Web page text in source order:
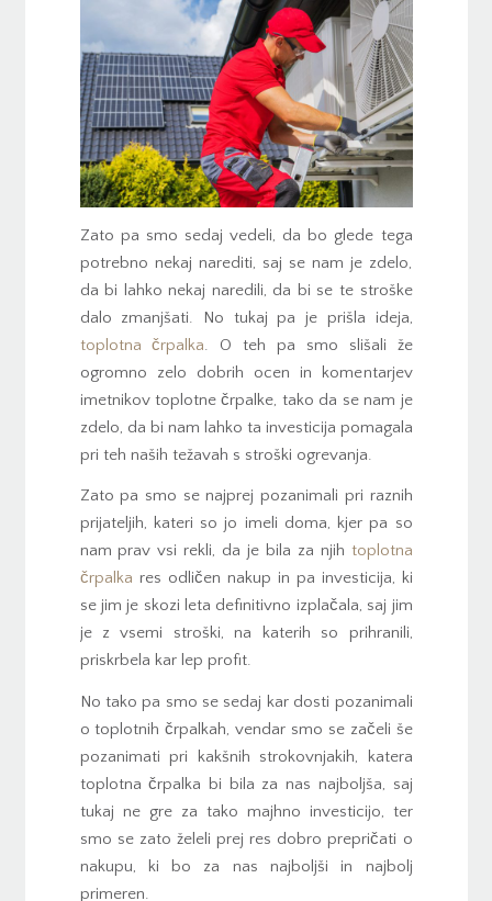
Zato pa smo sedaj vedeli, da bo glede tega
potrebno nekaj narediti, saj se nam je zdelo,
da bi lahko nekaj naredili, da bi se te stroške
dalo zmanjšati. No tukaj pa je prišla ideja,
toplotna črpalka. O teh pa smo slišali že
ogromno zelo dobrih ocen in komentarjev
imetnikov toplotne črpalke, tako da se nam je
zdelo, da bi nam lahko ta investicija pomagala
pri teh naših težavah s stroški ogrevanja.
Zato pa smo se najprej pozanimali pri raznih
prijateljih, kateri so jo imeli doma, kjer pa so
nam prav vsi rekli, da je bila za njih toplotna
črpalka res odličen nakup in pa investicija, ki
se jim je skozi leta definitivno izplačala, saj jim
je z vsemi stroški, na katerih so prihranili,
priskrbela kar lep profit.
No tako pa smo se sedaj kar dosti pozanimali
o toplotnih črpalkah, vendar smo se začeli še
pozanimati pri kakšnih strokovnjakih, katera
toplotna črpalka bi bila za nas najboljša, saj
tukaj ne gre za tako majhno investicijo, ter
smo se zato želeli prej res dobro prepričati o
nakupu, ki bo za nas najboljši in najbolj
primeren.